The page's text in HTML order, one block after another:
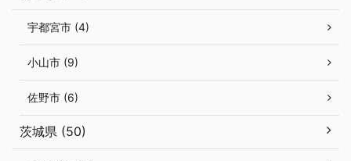
宇都宮市 (4)
小山市 (9)
佐野市 (6)
茨城県 (50)